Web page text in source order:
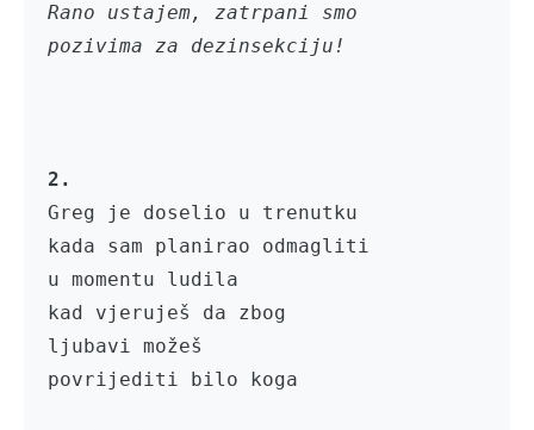
Rano ustajem, zatrpani smo
pozivima za dezinsekciju!
2.
Greg je doselio u trenutku
kada sam planirao odmagliti
u momentu ludila
kad vjeruješ da zbog
ljubavi možeš
povrijediti bilo koga